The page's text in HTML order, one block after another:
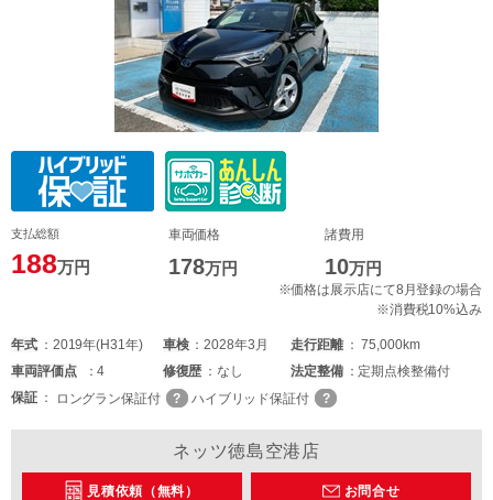
支払総額
188万円
車両価格
178万円
諸費用
10万円
※価格は展示店にて8月登録の場合
※消費税10%込み
年式 2019年(H31年) 車検 2028年3月 走行距離
75,000km
車両評価点 4 修復歴 なし 法定整備
定期点検整備付
保証
ロングラン保証付 ハイブリッド保証付
ネッツ徳島空港店
見積依頼（無料） お問合せ